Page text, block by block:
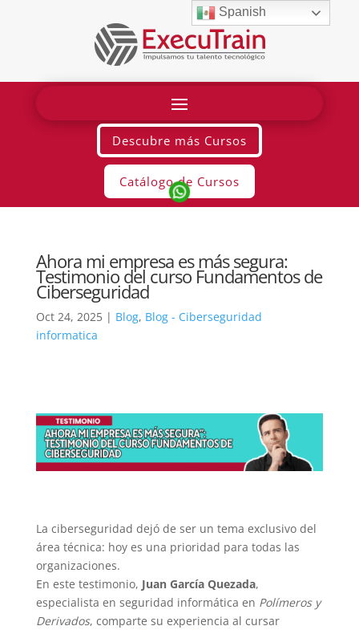
Descubre más Cursos
Catálogo de Cursos
Ahora mi empresa es más segura:
Testimonio del curso Fundamentos de
Ciberseguridad
Oct 24, 2025| Blog, Blog - Ciberseguridad
informatica
La ciberseguridad dejó de ser un tema exclusivo del
área técnica: hoy es una prioridad para todas las
organizaciones.
En este testimonio, Juan García Quezada,
especialista en seguridad informática en Polímeros y
Derivados, comparte su experiencia al cursar
Spanish